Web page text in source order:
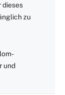
dieses
zu
und